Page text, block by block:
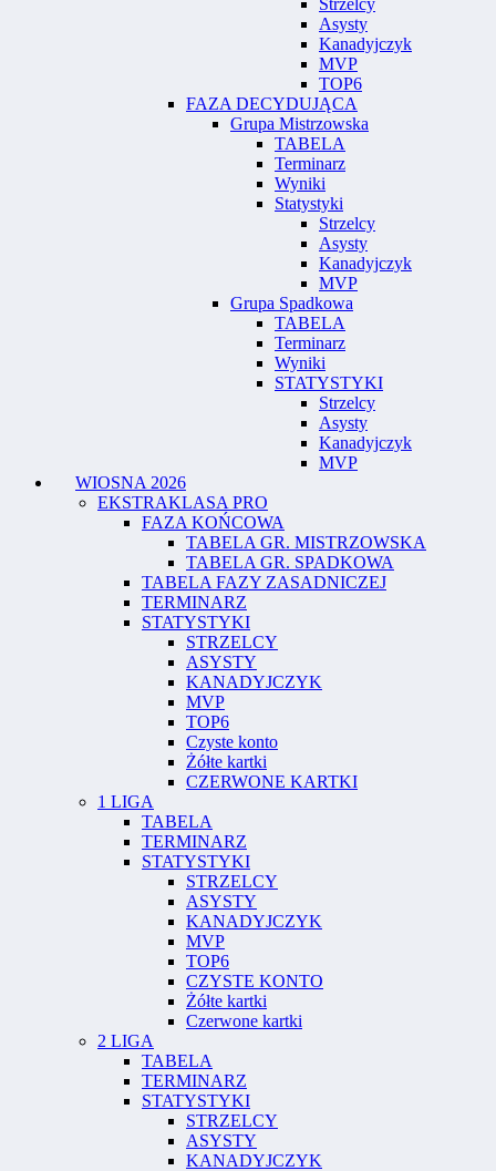
Asysty
Kanadyjczyk
MVP
TOP6
FAZA DECYDUJĄCA
Grupa Mistrzowska
TABELA
Terminarz
Wyniki
Statystyki
Strzelcy
Asysty
Kanadyjczyk
MVP
Grupa Spadkowa
TABELA
Terminarz
Wyniki
STATYSTYKI
Strzelcy
Asysty
Kanadyjczyk
MVP
WIOSNA 2026
EKSTRAKLASA PRO
FAZA KOŃCOWA
TABELA GR. MISTRZOWSKA
TABELA GR. SPADKOWA
TABELA FAZY ZASADNICZEJ
TERMINARZ
STATYSTYKI
STRZELCY
ASYSTY
KANADYJCZYK
MVP
TOP6
Czyste konto
Żółte kartki
CZERWONE KARTKI
1 LIGA
TABELA
TERMINARZ
STATYSTYKI
STRZELCY
ASYSTY
KANADYJCZYK
MVP
TOP6
CZYSTE KONTO
Żółte kartki
Czerwone kartki
2 LIGA
TABELA
TERMINARZ
STATYSTYKI
STRZELCY
ASYSTY
KANADYJCZYK